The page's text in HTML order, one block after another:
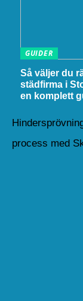
GUIDER
Så väljer du
städfirma i
en komplett
process med